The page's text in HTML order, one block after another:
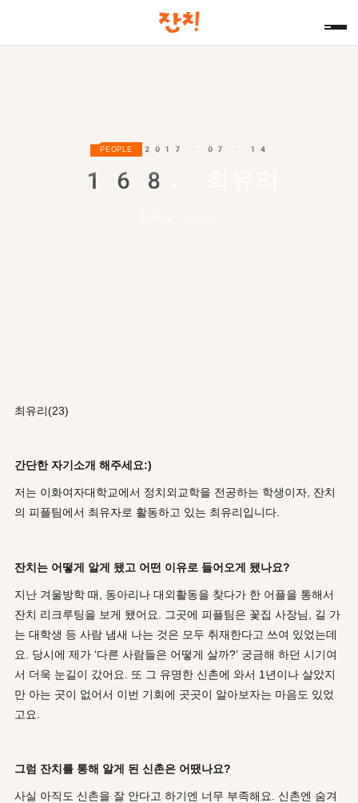
PEOPLE 2017 · 07 · 14
168.
최유리(23)
간단한 자기소개 해주세요:)
저는 이화여자대학교에서 정치외교학을 전공하는 학생이자, 잔치
의 피플팀에서 최유자로 활동하고 있는 최유리입니다.
잔치는 어떻게 알게 됐고 어떤 이유로 들어오게 됐나요?
지난 겨울방학 때, 동아리나 대외활동을 찾다가 한 어플을 통해서
잔치 리크루팅을 보게 됐어요. 그곳에 피플팀은 꽃집 사장님, 길 가
는 대학생 등 사람 냄새 나는 것은 모두 취재한다고 쓰여 있었는데
요. 당시에 제가 ‘다른 사람들은 어떻게 살까?’ 궁금해 하던 시기여
서 더욱 눈길이 갔어요. 또 그 유명한 신촌에 와서 1년이나 살았지
만 아는 곳이 없어서 이번 기회에 곳곳이 알아보자는 마음도 있었
고요.
그럼 잔치를 통해 알게 된 신촌은 어땠나요?
사실 아직도 신촌을 잘 안다고 하기엔 너무 부족해요. 신촌엔 숨겨